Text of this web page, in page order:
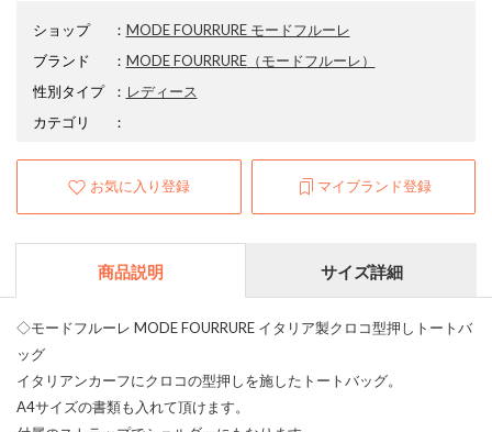
ショップ ： MODE FOURRURE モードフルーレ
ブランド
： MODE FOURRURE（モードフルーレ）
性別タイプ
： レディース
カテゴリ
：
お気に入り登録 マイブランド登録
商品説明 サイズ詳細
◇モードフルーレ MODE FOURRURE イタリア製クロコ型押しトートバ
ッグ
イタリアンカーフにクロコの型押しを施したトートバッグ。
A4サイズの書類も入れて頂けます。